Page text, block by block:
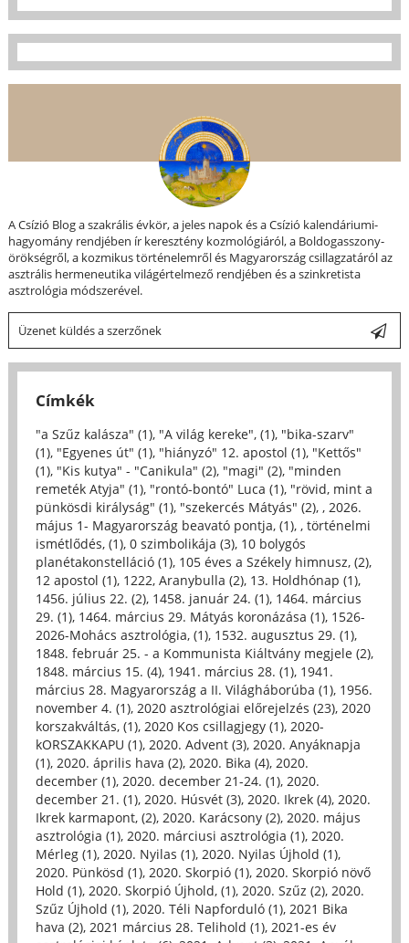
A Csízió Blog a szakrális évkör, a jeles napok és a Csízió kalendáriumi-
hagyomány rendjében ír keresztény kozmológiáról, a Boldogasszony-
örökségről, a kozmikus történelemről és Magyarország csillagzatáról az
asztrális hermeneutika világértelmező rendjében és a szinkretista
asztrológia módszerével.
Üzenet küldés a szerzőnek
Címkék
"a Szűz kalásza" (1), "A világ kereke", (1), "bika-szarv"
(1), "Egyenes út" (1), "hiányzó" 12. apostol (1), "Kettős"
(1), "Kis kutya" - "Canikula" (2), "magi" (2), "minden
remeték Atyja" (1), "rontó-bontó" Luca (1), "rövid, mint a
pünkösdi királyság" (1), "szekercés Mátyás" (2), , 2026.
május 1- Magyarország beavató pontja, (1), , történelmi
ismétlődés, (1), 0 szimbolikája (3), 10 bolygós
planétakonstelláció (1), 105 éves a Székely himnusz, (2),
12 apostol (1), 1222, Aranybulla (2), 13. Holdhónap (1),
1456. július 22. (2), 1458. január 24. (1), 1464. március
29. (1), 1464. március 29. Mátyás koronázása (1), 1526-
2026-Mohács asztrológia, (1), 1532. augusztus 29. (1),
1848. február 25. - a Kommunista Kiáltvány megjele (2),
1848. március 15. (4), 1941. március 28. (1), 1941.
március 28. Magyarország a II. Világháborúba (1), 1956.
november 4. (1), 2020 asztrológiai előrejelzés (23), 2020
korszakváltás, (1), 2020 Kos csillagjegy (1), 2020-
kORSZAKKAPU (1), 2020. Advent (3), 2020. Anyáknapja
(1), 2020. április hava (2), 2020. Bika (4), 2020.
december (1), 2020. december 21-24. (1), 2020.
december 21. (1), 2020. Húsvét (3), 2020. Ikrek (4), 2020.
Ikrek karmapont, (2), 2020. Karácsony (2), 2020. május
asztrológia (1), 2020. márciusi asztrológia (1), 2020.
Mérleg (1), 2020. Nyilas (1), 2020. Nyilas Újhold (1),
2020. Pünkösd (1), 2020. Skorpió (1), 2020. Skorpió növő
Hold (1), 2020. Skorpió Újhold, (1), 2020. Szűz (2), 2020.
Szűz Újhold (1), 2020. Téli Napforduló (1), 2021 Bika
hava (2), 2021 március 28. Telihold (1), 2021-es év